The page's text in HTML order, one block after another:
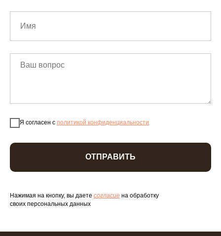
Я согласен с политикой конфиденциальности
ОТПРАВИТЬ
Нажимая на кнопку, вы даете согласие на обработку
своих персональных данных